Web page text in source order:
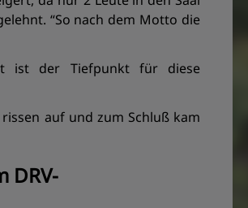
“So nach dem Motto die
ist der Tiefpunkt für diese
auf und zum Schluß kam
DRV-